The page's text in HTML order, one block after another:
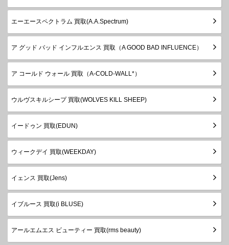
エーエースペクトラム 買取(A.A.Spectrum)
ア グッド バッド インフルエンス 買取（A GOOD BAD INFLUENCE）
ア コールド ウォール 買取（A-COLD-WALL*）
ウルヴスキルシープ 買取(WOLVES KILL SHEEP)
イードゥン 買取(EDUN)
ウィークデイ 買取(WEEKDAY)
イェンス 買取(Jens)
イブルース 買取(i BLUSE)
アールエムエス ビューティー 買取(rms beauty)